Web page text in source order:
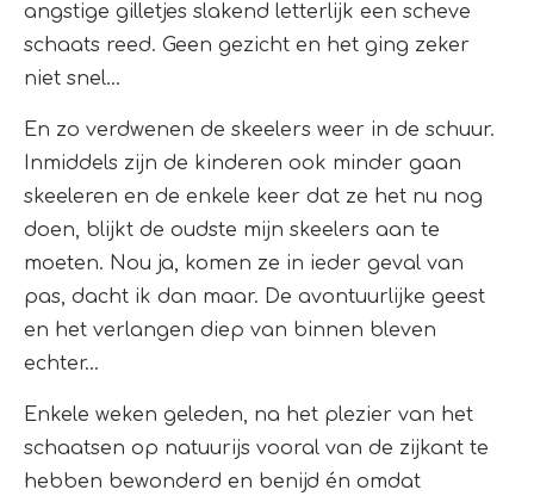
angstige gilletjes slakend letterlijk een scheve
schaats reed. Geen gezicht en het ging zeker
niet snel…
En zo verdwenen de skeelers weer in de schuur.
Inmiddels zijn de kinderen ook minder gaan
skeeleren en de enkele keer dat ze het nu nog
doen, blijkt de oudste mijn skeelers aan te
moeten. Nou ja, komen ze in ieder geval van
pas, dacht ik dan maar. De avontuurlijke geest
en het verlangen diep van binnen bleven
echter…
Enkele weken geleden, na het plezier van het
schaatsen op natuurijs vooral van de zijkant te
hebben bewonderd en benijd én omdat